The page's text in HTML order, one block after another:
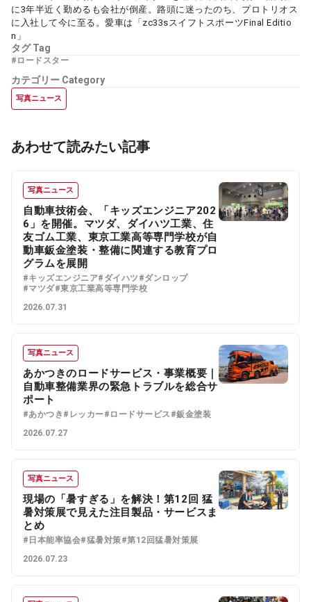
に3年半近く勤めるも会社が倒産。路頭に迷ったのち、プロトリオス
に入社して今に至る。愛車は「zc33sスイフトスポーツFinal Editio
n」
タグTag
#ロードスター
カテゴリー Category
写真ニュース
あわせて読みたい記事
写真ニュース
自動車技術会、「キッズエンジニア202
6」を開催。マツダ、ダイハツ工業、住
友ゴム工業、東京工業高等専門学校が自
動車鈑金塗装・整備に関連する教育プロ
グラムを展開
#キッズエンジニア#ダイハツ #ダンロップ
#マツダ#東京工業高等専門学校
2026.07.31
写真ニュース
あかつきのロードサービス・事業概要｜
自動車整備業界の緊急トラブルを総合サ
ポート
#あかつき #レッカー#ロードサービス #鈑金塗装
2026.07.27
写真ニュース
現場の「暑すぎる」を解決！第12回 猛
暑対策展で見えた注目製品・サービスま
とめ
#日本能率協会#猛暑対策#第12回猛暑対策展
2026.07.23